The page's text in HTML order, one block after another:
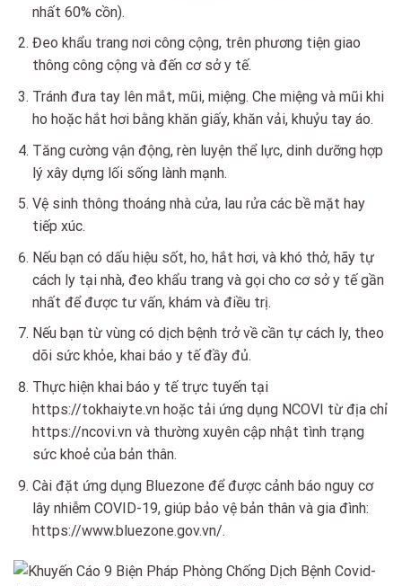
nhất 60% cồn).
Đeo khẩu trang nơi công cộng, trên phương tiện giao
thông công cộng và đến cơ sở y tế.
Tránh đưa tay lên mắt, mũi, miệng. Che miệng và mũi khi
ho hoặc hắt hơi bằng khăn giấy, khăn vải, khuỷu tay áo.
Tăng cường vận động, rèn luyện thể lực, dinh dưỡng hợp
lý xây dựng lối sống lành mạnh.
Vệ sinh thông thoáng nhà cửa, lau rửa các bề mặt hay
tiếp xúc.
Nếu bạn có dấu hiệu sốt, ho, hắt hơi, và khó thở, hãy tự
cách ly tại nhà, đeo khẩu trang và gọi cho cơ sở y tế gần
nhất để được tư vấn, khám và điều trị.
Nếu bạn từ vùng có dịch bệnh trở về cần tự cách ly, theo
dõi sức khỏe, khai báo y tế đầy đủ.
Thực hiện khai báo y tế trực tuyến tại
https://tokhaiyte.vn hoặc tải ứng dụng NCOVI từ địa chỉ
https://ncovi.vn và thường xuyên cập nhật tình trạng
sức khoẻ của bản thân.
Cài đặt ứng dụng Bluezone để được cảnh báo nguy cơ
lây nhiễm COVID-19, giúp bảo vệ bản thân và gia đình:
https://www.bluezone.gov.vn/.